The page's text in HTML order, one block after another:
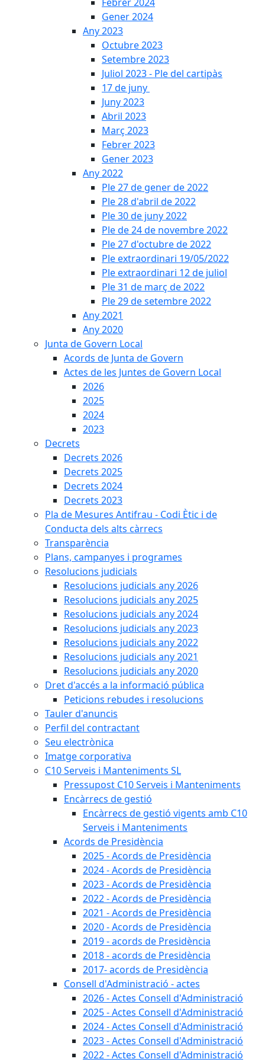
Gener 2024
Any 2023
Octubre 2023
Setembre 2023
Juliol 2023 - Ple del cartipàs
17 de juny
Juny 2023
Abril 2023
Març 2023
Febrer 2023
Gener 2023
Any 2022
Ple 27 de gener de 2022
Ple 28 d'abril de 2022
Ple 30 de juny 2022
Ple de 24 de novembre 2022
Ple 27 d'octubre de 2022
Ple extraordinari 19/05/2022
Ple extraordinari 12 de juliol
Ple 31 de març de 2022
Ple 29 de setembre 2022
Any 2021
Any 2020
Junta de Govern Local
Acords de Junta de Govern
Actes de les Juntes de Govern Local
2026
2025
2024
2023
Decrets
Decrets 2026
Decrets 2025
Decrets 2024
Decrets 2023
Pla de Mesures Antifrau - Codi Ètic i de
Conducta dels alts càrrecs
Transparència
Plans, campanyes i programes
Resolucions judicials
Resolucions judicials any 2026
Resolucions judicials any 2025
Resolucions judicials any 2024
Resolucions judicials any 2023
Resolucions judicials any 2022
Resolucions judicials any 2021
Resolucions judicials any 2020
Dret d'accés a la informació pública
Peticions rebudes i resolucions
Tauler d'anuncis
Perfil del contractant
Seu electrònica
Imatge corporativa
C10 Serveis i Manteniments SL
Pressupost C10 Serveis i Manteniments
Encàrrecs de gestió
Encàrrecs de gestió vigents amb C10
Serveis i Manteniments
Acords de Presidència
2025 - Acords de Presidència
2024 - Acords de Presidència
2023 - Acords de Presidència
2022 - Acords de Presidència
2021 - Acords de Presidència
2020 - Acords de Presidència
2019 - acords de Presidència
2018 - acords de Presidència
2017- acords de Presidència
Consell d'Administració - actes
2026 - Actes Consell d'Administració
2025 - Actes Consell d'Administració
2024 - Actes Consell d'Administració
2023 - Actes Consell d'Administració
2022 - Actes Consell d'Administració